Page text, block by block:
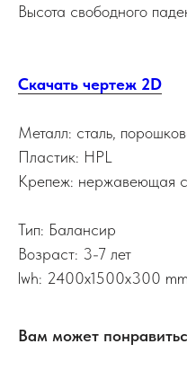
Высота свободного
Скачать чертеж 2D
Металл: сталь,
Пластик: HPL
Крепеж: нержавеющая
Тип: Балансир
Возраст: 3-7 лет
lwh: 2400x1500x300 mm
Вам может